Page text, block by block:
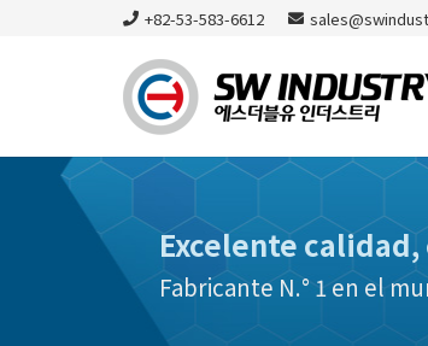
+82-53-583-6612
Excelente
Fabricante N.° 1 en el